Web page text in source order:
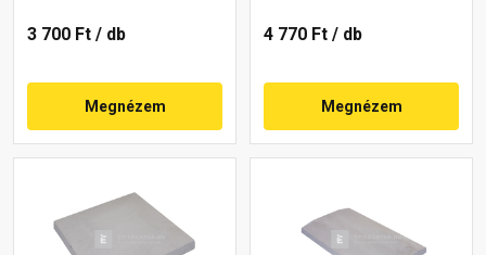
3 700 Ft / db
Megnézem
4 770 Ft / db
Megnézem